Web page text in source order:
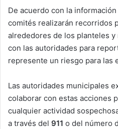
De acuerdo con la
comités realizarán recorridos
alrededores de los planteles
con las autoridades para
represente un riesgo para las
Las autoridades municipales
colaborar con estas acciones
cualquier actividad
a través del 911 o del número